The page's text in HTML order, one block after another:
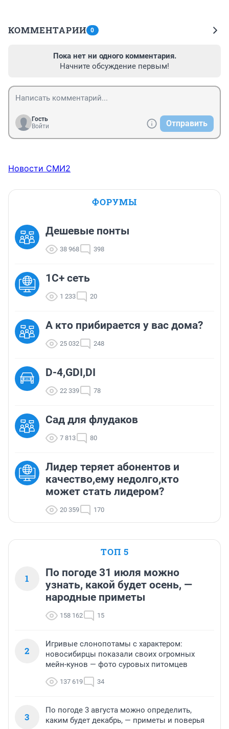
КОММЕНТАРИИ 0
Пока нет ни одного комментария.
Начните обсуждение первым!
Гость
Войти
Отправить
Новости СМИ2
ФОРУМЫ
Дешевые понты
38 968 398
1С+ сеть
1 233 20
А кто прибирается у вас дома?
25 032 248
D-4,GDI,DI
22 339 78
Сад для флудаков
7 813 80
Лидер теряет абонентов и
качество,ему недолго,кто
может стать лидером?
20 359 170
ТОП 5
1
По погоде 31 июля можно
узнать, какой будет осень, —
народные приметы
158 162 15
2
Игривые слонопотамы с характером:
новосибирцы показали своих огромных
мейн-кунов — фото суровых питомцев
137 619 34
3
По погоде 3 августа можно определить,
каким будет декабрь, — приметы и поверья